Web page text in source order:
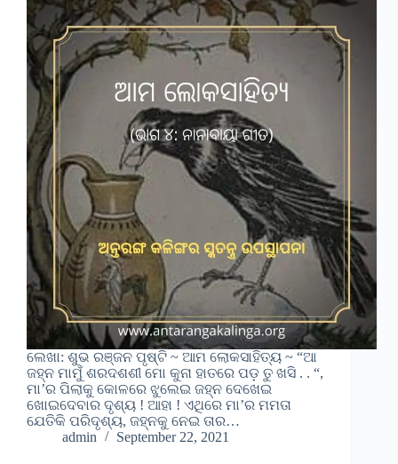
ଲେଖା: ଶୁଭ ରଞ୍ଜନ ପୃଷ୍ଟି ~ ଆମ ଲୋକସାହିତ୍ୟ ~ “ଆ
ଜହ୍ନ ମାମୁଁ ଶରଦଶଶୀ ମୋ କୁନା ହାତରେ ପଡ଼ ତୁ ଖସି . . “,
ମା’ର ପିଲାକୁ କୋଳରେ ଝୁଲେଇ ଜହ୍ନ ଦେଖେଇ
ଖୋଇଦେବାର ଦୃଶ୍ୟ ! ଆହା ! ଏଥିରେ ମା’ର ମମତା
ଯେତିକି ପରିଦୃଶ୍ୟ, ଜହ୍ନକୁ ନେଇ ତାର…
admin
September 22, 2021